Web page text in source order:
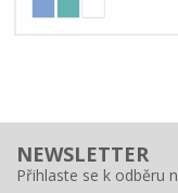
NEWSLETTER
Přihlaste se k odběru